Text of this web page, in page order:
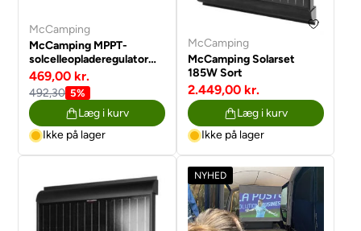
McCamping
McCamping MPPT-
solcelleopladeregulator
MC-SC10 med Bluetooth-
funktion
469,00 kr.
492,30 5%
Læg i kurv
Ikke på lager
McCamping
McCamping Solarset
185W Sort
2.449,00 kr.
Læg i kurv
Ikke på lager
NYHED